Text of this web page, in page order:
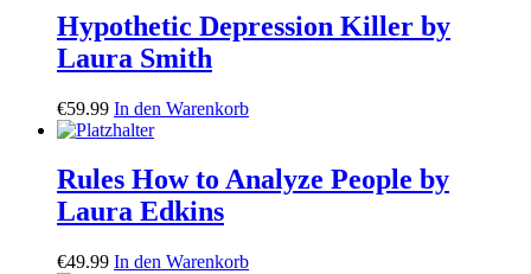
Hypothetic Depression Killer by
Laura Smith
€59.99 In den Warenkorb
Rules How to Analyze People by
Laura Edkins
€49.99 In den Warenkorb